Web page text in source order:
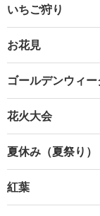
いちご狩り
お花見
ゴールデンウィー
花火大会
夏休み（夏祭り）
紅葉